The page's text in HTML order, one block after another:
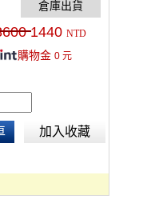
1440 NTD
購物金 0元
加入收藏